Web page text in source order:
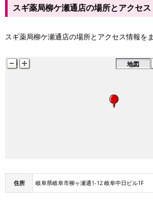
スギ薬局柳ケ瀬通店の場所とアクセス
スギ薬局柳ケ瀬通店の場所とアクセス情報を
地図
住所 岐阜県岐阜市柳ヶ瀬通1-12 岐阜中日ビル1F